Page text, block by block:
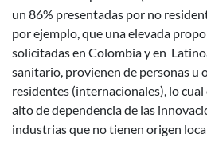
un 86% presentadas por no
por ejemplo, que una elevada
solicitadas en Colombia y en
sanitario, provienen de personas u
residentes (internacionales), lo
alto de dependencia de las
industrias que no tienen origen